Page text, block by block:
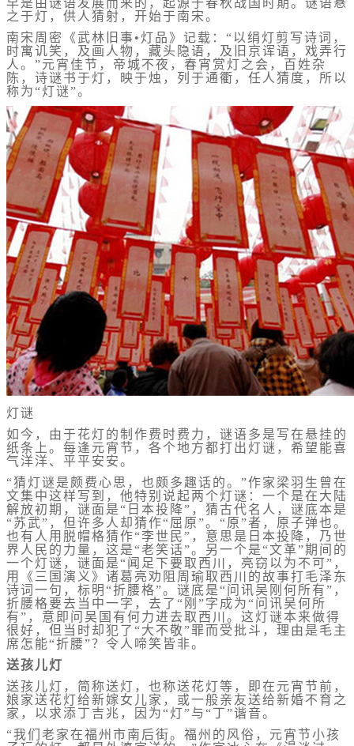
早是由谜语发展而来的，起源于春秋战国时期。谜语悬
之于灯，供人猜射，开始于南宋。
南宋周密《武林旧事•灯品》记载：“以绢灯剪写诗词，
时寓讥笑，及画人物，藏头隐语，及旧京诨语，戏弄行
人。”元宵佳节，帝城不夜，春宵赏灯之会，百姓杂
陈，诗谜书于灯，映于烛，列于通衢，任人猜度，所以
称为“灯谜”。
灯谜
如今，由于花灯的制作费时费力，谜语多是写在悬挂的
纸条上。每逢元宵节，各个地方都打出灯谜，希望能喜
气洋洋、平平安安。
“猜灯谜是颇费心思，也颇多趣话的。”作家梁羽生曾在
文集中这样写到，他特别说起两个灯谜：一个是在大陆
解放初期，谜面是“日本投降”，猜古代名人，谜底本是
“苏武”，但许多人却猜作“屈原”。“原”者，原子弹也。
也有人用脱帽格猜作“李世民”，意思是日本投降，乃世
界人民的力量，这是“老笑话”。另一个是“文革”期间的
一个灯谜，谜面是“闻足下要取西川，亮窃以为不可”，
用《三国演义》诸葛亮劝阻周瑜取西川的故事打毛泽东
诗词一句，标明“折腰格”。谜底是“问讯吴刚何所有”，
折腰格要去当中一字，去了“刚”字成为“问讯吴何所
有”，意即问吴国有何力进去取西川。这灯谜本来做得
很好，但当时却犯了“大不敬”罪而受批斗，理由是毛主
席怎能“折腰”？令人啼笑皆非。
送孩儿灯
送孩儿灯，简称送灯，也称送花灯等，即在元宵节前，
娘家送花灯给新嫁女儿家，或一般亲友送给新婚不育之
家，以求添丁吉兆，因为“灯”与“丁”谐音。
“我们老家在福州市南后街。福州的风俗，元宵节小孩